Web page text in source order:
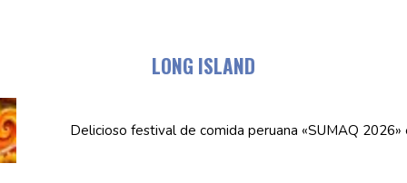
LONG ISLAND
Delicioso festival de comida peruana «SUMAQ